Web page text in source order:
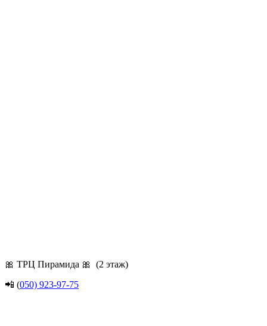
🎀 ТРЦ Пирамида 🎀 (2 этаж)
📲 (050) 923-97-75